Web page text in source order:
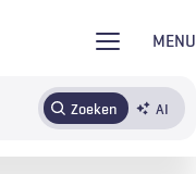
MENU
Zoeken AI
Inloggen